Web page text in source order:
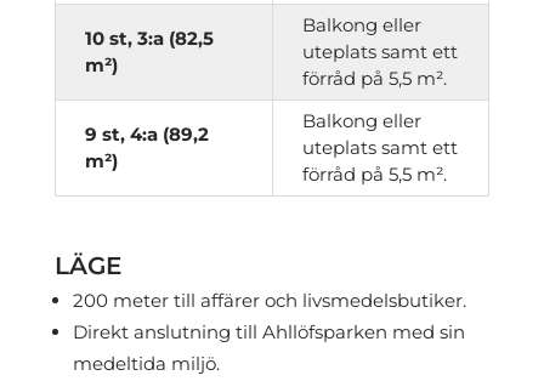
10 st, 3:a (82,5
m²)
Balkong eller
uteplats samt ett
förråd på 5,5 m².
9 st, 4:a (89,2
m²)
Balkong eller
uteplats samt ett
förråd på 5,5 m².
LÄGE
200 meter till affärer och livsmedelsbutiker.
Direkt anslutning till Ahllöfsparken med sin
medeltida miljö.